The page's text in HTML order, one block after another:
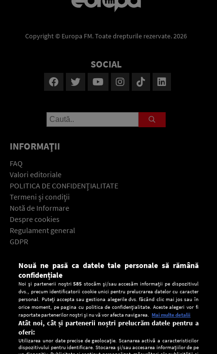
Copyright © Europa FM. Toate drepturile rezervate. 2026
SOCIAL
INFORMAŢII
FAQ
Valori editoriale
POLITICA DE CONFIDENŢIALITATE
Termeni şi condiţii
Notă de Informare
Despre cookies
Regulament general
GDPR
Descarcă gratuit aplicaţia Europa FM pentru smartphone:
Nouă ne pasă ca datele tale personale să rămână
confidențiale
Noi și partenerii noștri585 stocăm și/sau accesăm informații pe dispozitivul
dvs., precum identificatorii cookie unici pentru prelucrarea datelor cu caracter
personal. Puteți accepta sau gestiona alegerile dvs. făcând clic mai jos sau în
orice moment, pe pagina cu politica de confidențialitate. Aceste alegeri vor fi
raportate partenerilor noștri și nu vă vor afecta navigarea. Mai multe detalii
Atât noi, cât și partenerii noștri prelucrăm datele pentru a
oferi:
Utilizarea unor date precise de geolocație. Scanarea activă a caracteristicilor
dispozitivului pentru identificare. Stocarea și/sau accesarea informațiilor de pe